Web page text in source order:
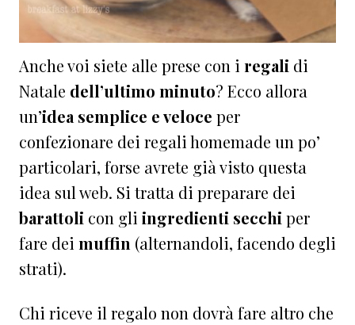
Anche voi siete alle prese con i regali di
Natale dell’ultimo minuto? Ecco allora
un’idea semplice e veloce per
confezionare dei regali homemade un po’
particolari, forse avrete già visto questa
idea sul web. Si tratta di preparare dei
barattoli con gli ingredienti secchi per
fare dei muffin (alternandoli, facendo degli
strati).
Chi riceve il regalo non dovrà fare altro che